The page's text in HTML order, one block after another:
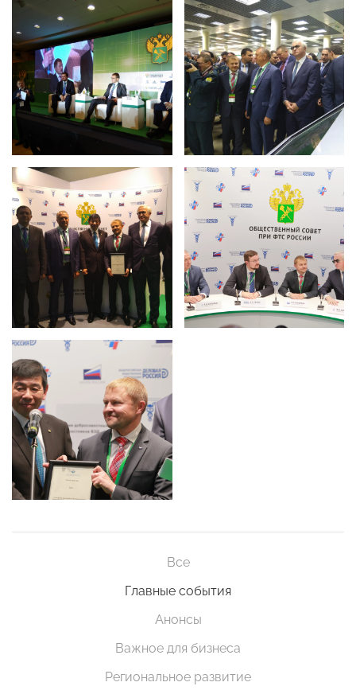
Все
Главные события
Анонсы
Важное для бизнеса
Региональное развитие